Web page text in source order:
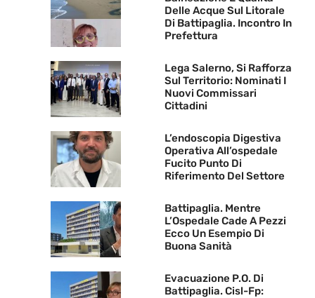
Delle Acque Sul Litorale
Di Battipaglia. Incontro In
Prefettura
Lega Salerno, Si Rafforza
Sul Territorio: Nominati I
Nuovi Commissari
Cittadini
L’endoscopia Digestiva
Operativa All’ospedale
Fucito Punto Di
Riferimento Del Settore
Battipaglia. Mentre
L’Ospedale Cade A Pezzi
Ecco Un Esempio Di
Buona Sanità
Evacuazione P.O. Di
Battipaglia. Cisl-Fp: